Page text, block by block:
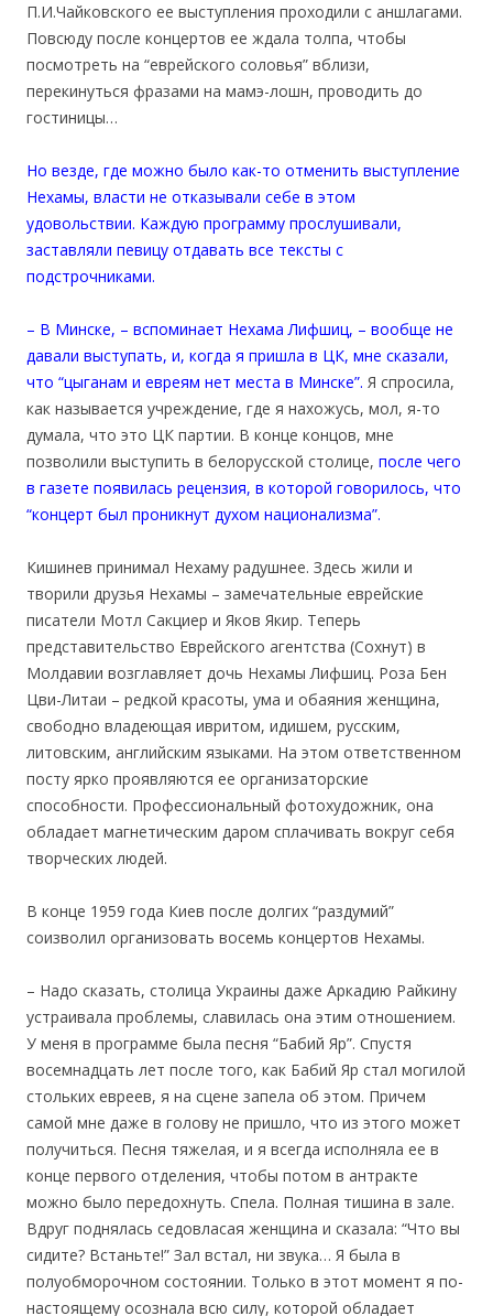
П.И.Чайковского ее выступления проходили с аншлагами.
Повсюду после концертов ее ждала толпа, чтобы
посмотреть на “еврейского соловья” вблизи,
перекинуться фразами на мамэ-лошн, проводить до
гостиницы…
Но везде, где можно было как-то отменить выступление
Нехамы, власти не отказывали себе в этом
удовольствии. Каждую программу прослушивали,
заставляли певицу отдавать все тексты с
подстрочниками.
– В Минске, – вспоминает Нехама Лифшиц, – вообще не
давали выступать, и, когда я пришла в ЦК, мне сказали,
что “цыганам и евреям нет места в Минске”. Я спросила,
как называется учреждение, где я нахожусь, мол, я-то
думала, что это ЦК партии. В конце концов, мне
позволили выступить в белорусской столице, после чего
в газете появилась рецензия, в которой говорилось, что
“концерт был проникнут духом национализма”.
Кишинев принимал Нехаму радушнее. Здесь жили и
творили друзья Нехамы – замечательные еврейские
писатели Мотл Сакциер и Яков Якир. Теперь
представительство Еврейского агентства (Сохнут) в
Молдавии возглавляет дочь Нехамы Лифшиц. Роза Бен
Цви-Литаи – редкой красоты, ума и обаяния женщина,
свободно владеющая ивритом, идишем, русским,
литовским, английским языками. На этом ответственном
посту ярко проявляются ее организаторские
способности. Профессиональный фотохудожник, она
обладает магнетическим даром сплачивать вокруг себя
творческих людей.
В конце 1959 года Киев после долгих “раздумий”
соизволил организовать восемь концертов Нехамы.
– Надо сказать, столица Украины даже Аркадию Райкину
устраивала проблемы, славилась она этим отношением.
У меня в программе была песня “Бабий Яр”. Спустя
восемнадцать лет после того, как Бабий Яр стал могилой
стольких евреев, я на сцене запела об этом. Причем
самой мне даже в голову не пришло, что из этого может
получиться. Песня тяжелая, и я всегда исполняла ее в
конце первого отделения, чтобы потом в антракте
можно было передохнуть. Спела. Полная тишина в зале.
Вдруг поднялась седовласая женщина и сказала: “Что вы
сидите? Встаньте!” Зал встал, ни звука… Я была в
полуобморочном состоянии. Только в этот момент я по-
настоящему осознала всю силу, которой обладает